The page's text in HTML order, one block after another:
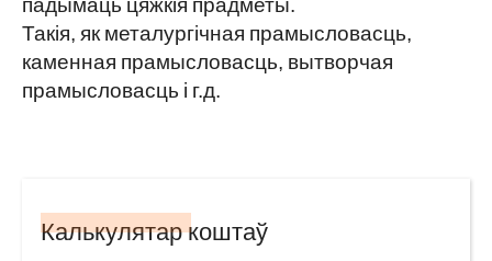
Такія, як металургічная прамысловасць,
каменная прамысловасць, вытворчая
прамысловасць і г.д.
Калькулятар коштаў